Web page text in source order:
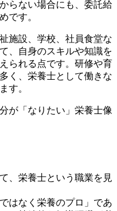
らない場合にも、委託給
です。
施設、学校、社員食堂な
、自身のスキルや知識を
られる点です。 研修や育
く 、栄養士として働きな
す。
が「なりたい」栄養士像
、栄養士という職業を見
はなく栄養のプロ」であ